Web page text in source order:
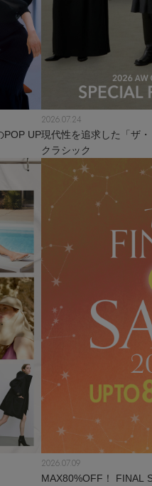
POP UP
2026.07.24
現代性を追求した「ザ
クラシック
2026.07.09
MAX80%OFF！ FINAL